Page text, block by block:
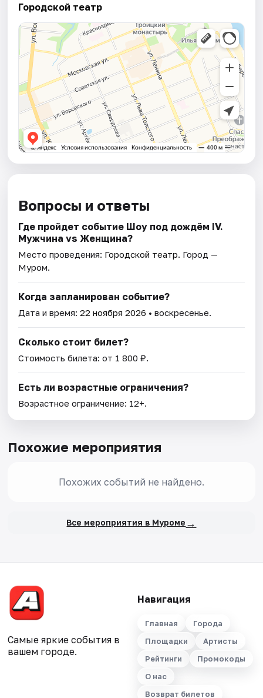
Городской театр
Вопросы и ответы
Где пройдет событие Шоу под дождём IV.
Мужчина vs Женщина?
Место проведения: Городской театр. Город —
Муром.
Когда запланирован событие?
Дата и время:22 ноября 2026 • воскресенье.
Сколько стоит билет?
Стоимость билета: от 1 800 ₽.
Есть ли возрастные ограничения?
Возрастное ограничение: 12+.
Похожие мероприятия
Похожих событий не найдено.
Все мероприятия в Муроме →
Самые яркие события в
вашем городе.
Навигация
Главная
Города
Площадки
Артисты
Рейтинги
Промокоды
О нас
Возврат билетов